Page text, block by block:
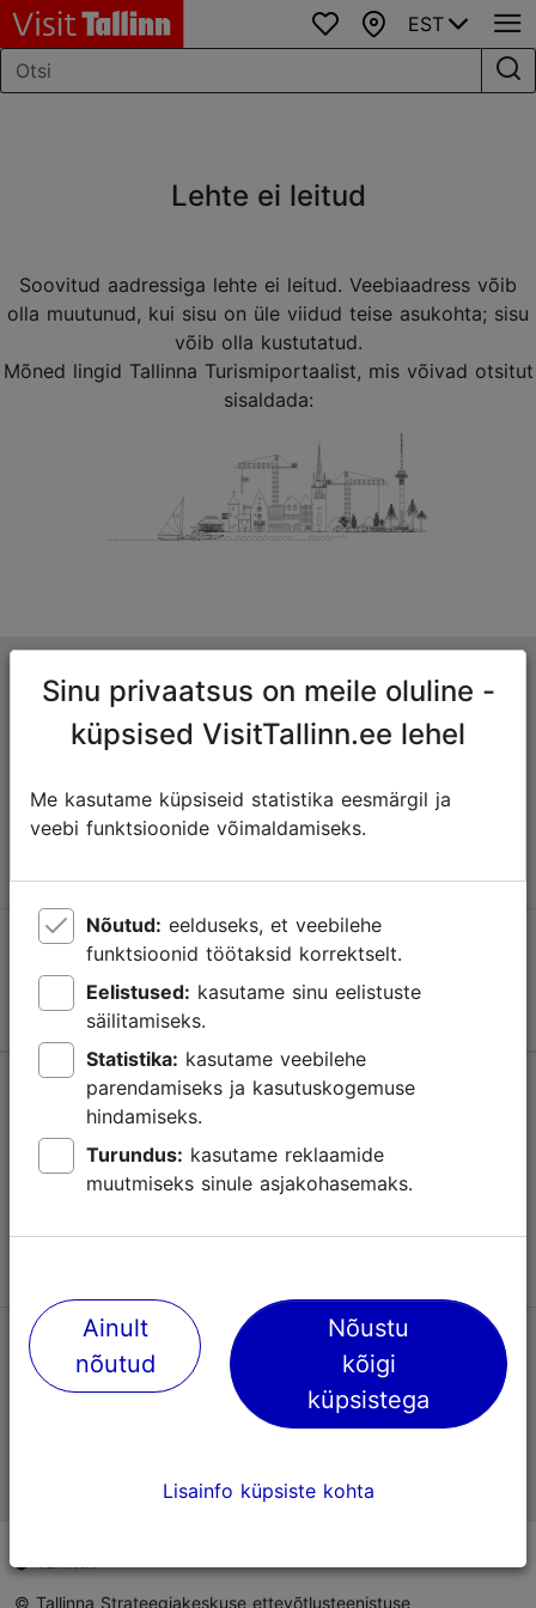
Lemmikud
Kaart
EST
Lehte ei leitud
Soovitud aadressiga lehte ei leitud. Veebiaadress võib
olla muutunud, kui sisu on üle viidud teise asukohta; sisu
võib olla kustutatud.
Mõned lingid Tallinna Turismiportaalist, mis võivad otsitut
sisaldada:
Tallinna turismiinfokeskus
Niguliste 2, 10146 Tallinn, Eesti
info@visittallinn.ee
Jälgi meid @ VisitTallinn
Kasutajatingimused
Võta meiega ühendust
TripAdvisori® hinnangud ja arvustused
© Tallinna Strateegiakeskuse ettevõtlusteenistuse
Sinu privaatsus on meile oluline -
küpsised VisitTallinn.ee lehel
Me kasutame küpsiseid statistika eesmärgil ja
veebi funktsioonide võimaldamiseks.
Nõutud:
funktsioonid töötaksid korrektselt.
Eelistused:
säilitamiseks.
Statistika:
parendamiseks ja kasutuskogemuse
hindamiseks.
Turundus:
muutmiseks sinule asjakohasemaks.
Ainult
nõutud
Nõustu
kõigi
küpsistega
Lisainfo küpsiste kohta